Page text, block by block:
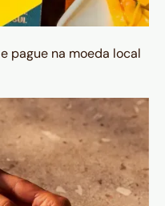
e pague na moeda local